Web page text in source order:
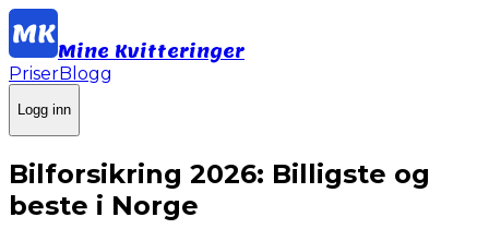
Mine Kvitteringer
PriserBlogg
Logg inn
Bilforsikring 2026: Billigste og
beste i Norge